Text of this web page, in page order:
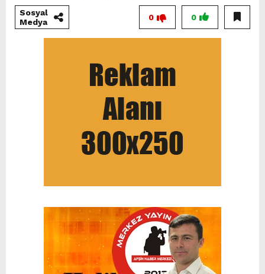
Sosyal
Medya
0
0